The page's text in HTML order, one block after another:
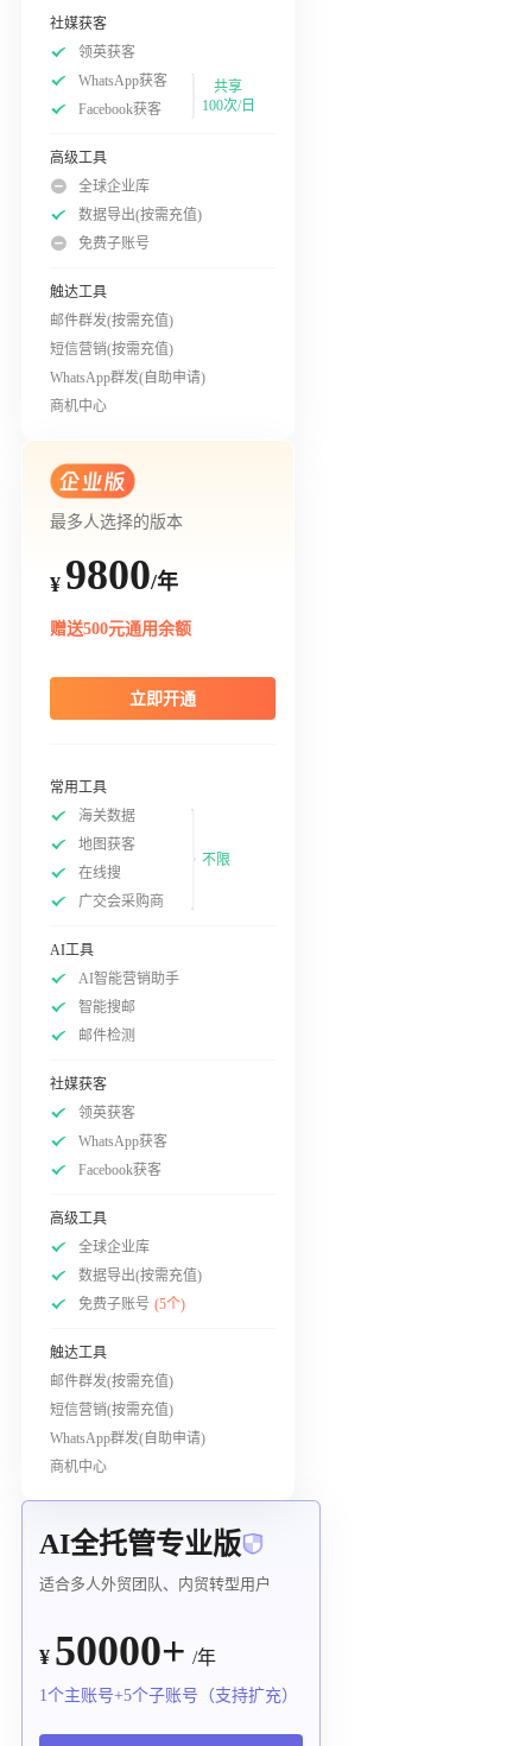
社媒获客
领英获客
WhatsApp获客
Facebook获客
共享
100次/日
高级工具
全球企业库
数据导出(按需充值)
免费子账号
触达工具
邮件群发(按需充值)
短信营销(按需充值)
WhatsApp群发(自助申请)
商机中心
最多人选择的版本
¥ 9800/年
赠送500元通用余额
立即开通
常用工具
海关数据
地图获客
在线搜
广交会采购商
不限
AI工具
AI智能营销助手
智能搜邮
邮件检测
社媒获客
领英获客
WhatsApp获客
Facebook获客
高级工具
全球企业库
数据导出(按需充值)
免费子账号 (5个)
触达工具
邮件群发(按需充值)
短信营销(按需充值)
WhatsApp群发(自助申请)
商机中心
AI全托管专业版
适合多人外贸团队、内贸转型用户
¥ 50000+ /年
1个主账号+5个子账号（支持扩充）